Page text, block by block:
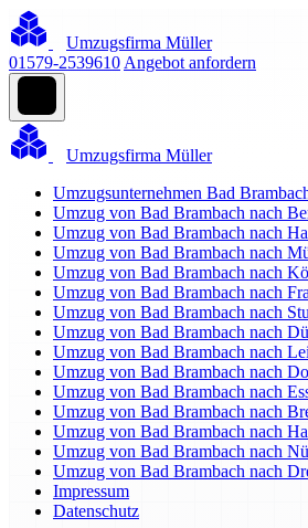
Umzugsfirma Müller
01579-2539610 Angebot anfordern
Umzugsfirma Müller
Umzugsunternehmen Bad
Umzug von Bad Brambach nach
Umzug von Bad Brambach nach
Umzug von Bad Brambach nach
Umzug von Bad Brambach nach
Umzug von Bad Brambach nach
Umzug von Bad Brambach nach
Umzug von Bad Brambach nach
Umzug von Bad Brambach nach
Umzug von Bad Brambach nach
Umzug von Bad Brambach nach
Umzug von Bad Brambach nach
Umzug von Bad Brambach nach
Umzug von Bad Brambach nach
Umzug von Bad Brambach nach
Impressum
Datenschutz